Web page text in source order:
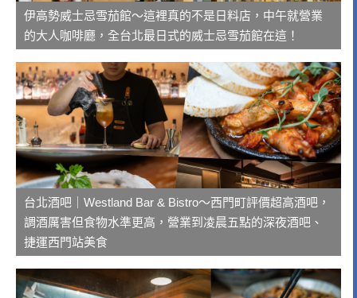
伊高勢威士忌雪茄館～這裡真的不是日料店，中午就營業
的大人咖啡廳，全台北最日式的威士忌雪茄館在這！
台北酒吧｜Westland Bar & Bistro～西門町評價超高酒吧，
調酒厲害但食物水準更高，營業到凌晨五點的深夜酒吧、
捷運西門站美食